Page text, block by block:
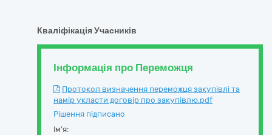
Кваліфікація Учасників
Інформація про Переможця
Протокол визначення переможця закупівлі та
намір укласти договір про закупівлю.pdf
Рішення підписано
Ім'я: